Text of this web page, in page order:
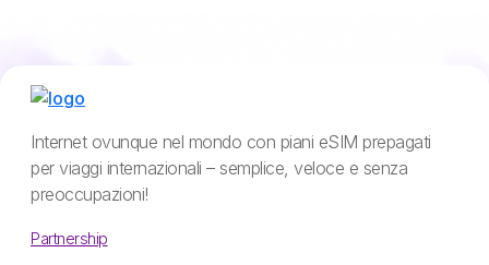
Internet ovunque nel mondo con piani eSIM prepagati
per viaggi internazionali – semplice, veloce e senza
preoccupazioni!
Partnership